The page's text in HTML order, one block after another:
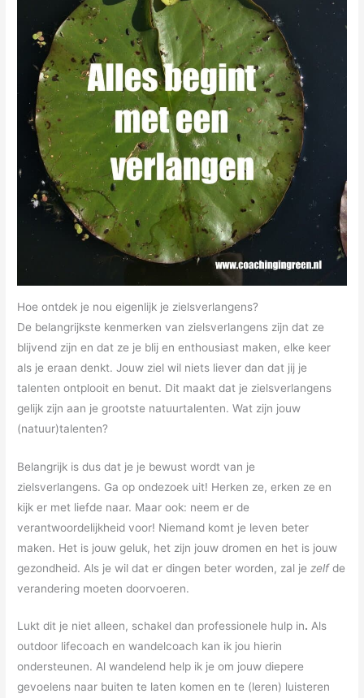
Hoe ontdek je nou eigenlijk je zielsverlangens?
De belangrijkste kenmerken van zielsverlangens zijn dat ze
blijvend zijn en dat ze je blij en enthousiast maken, elke keer
als je eraan denkt. Jouw ziel wil niets liever dan dat jij je
talenten ontplooit en benut. Dit maakt dat je zielsverlangens
gelijk zijn aan je grootste natuurtalenten. Wat zijn jouw
(natuur)talenten?
Belangrijk is dus dat je je bewust wordt van je
zielsverlangens. Ga op ondezoek uit! Herken ze, erken ze en
kijk er met liefde naar. Maar ook: neem er de
verantwoordelijkheid voor! Niemand komt je leven beter
maken. Het is jouw geluk, het zijn jouw dromen en het is jouw
gezondheid. Als je wil dat er dingen beter worden, zal je zelfde
verandering moeten doorvoeren.
Lukt dit je niet alleen, schakel dan professionele hulp in. Als
outdoor lifecoach en wandelcoach kan ik jou hierin
ondersteunen. Al wandelend help ik je om jouw diepere
gevoelens naar buiten te laten komen en te (leren) luisteren